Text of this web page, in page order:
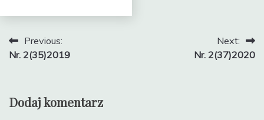
Nawigacja
wpisu
Previous:
Nr. 2(35)2019
Next:
Nr. 2(37)2020
Dodaj komentarz